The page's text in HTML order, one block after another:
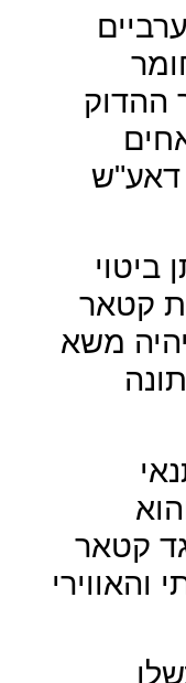
ההדוק
דאע"ש
ביטוי
קטאר
משא
קטאר